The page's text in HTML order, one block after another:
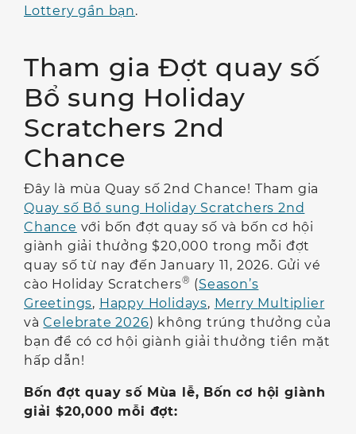
Lottery gần bạn.
Tham gia Đợt quay số
Bổ sung Holiday
Scratchers 2nd
Chance
Đây là mùa Quay số 2nd Chance! Tham gia
Quay số Bổ sung Holiday Scratchers 2nd
Chance với bốn đợt quay số và bốn cơ hội
giành giải thưởng $20,000 trong mỗi đợt
quay số từ nay đến January 11, 2026. Gửi vé
cào Holiday Scratchers® (Season’s
Greetings, Happy Holidays, Merry Multiplier
vàCelebrate 2026) không trúng thưởng của
bạn để có cơ hội giành giải thưởng tiền mặt
hấp dẫn!
Bốn đợt quay số Mùa lễ, Bốn cơ hội giành
giải $20,000 mỗi đợt: